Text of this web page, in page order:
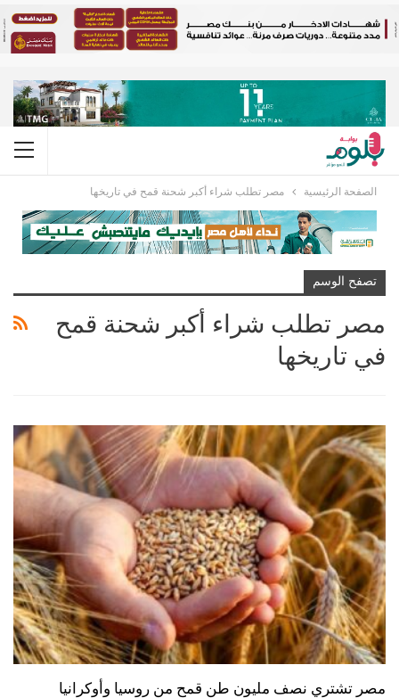
الصفحة الرئيسية مصر تطلب شراء أكبر شحنة قمح في تاريخها
تصفح الوسم
مصر تطلب شراء أكبر شحنة قمح
في تاريخها
مصر تشتري نصف مليون طن قمح من روسيا وأوكرانيا